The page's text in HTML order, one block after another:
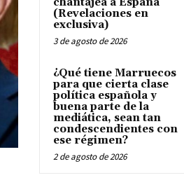
(Revelaciones en
exclusiva)
3 de agosto de 2026
¿Qué tiene Marruecos
para que cierta clase
política española y
buena parte de la
mediática, sean tan
condescendientes con
ese régimen?
2 de agosto de 2026